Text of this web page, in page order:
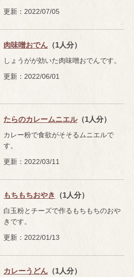
更新：2022/07/05
肉味噌おでん （1人分）
しょうがが効いた肉味噌おでんです。
更新：2022/06/01
たらのカレームニエル（1人分）
カレー粉で食欲がそそるムニエルで
す。
更新：2022/03/11
もちもちおやき （1人分）
白玉粉とチーズで作るもちもちのおや
きです。
更新：2022/01/13
カレーうどん （1人分）